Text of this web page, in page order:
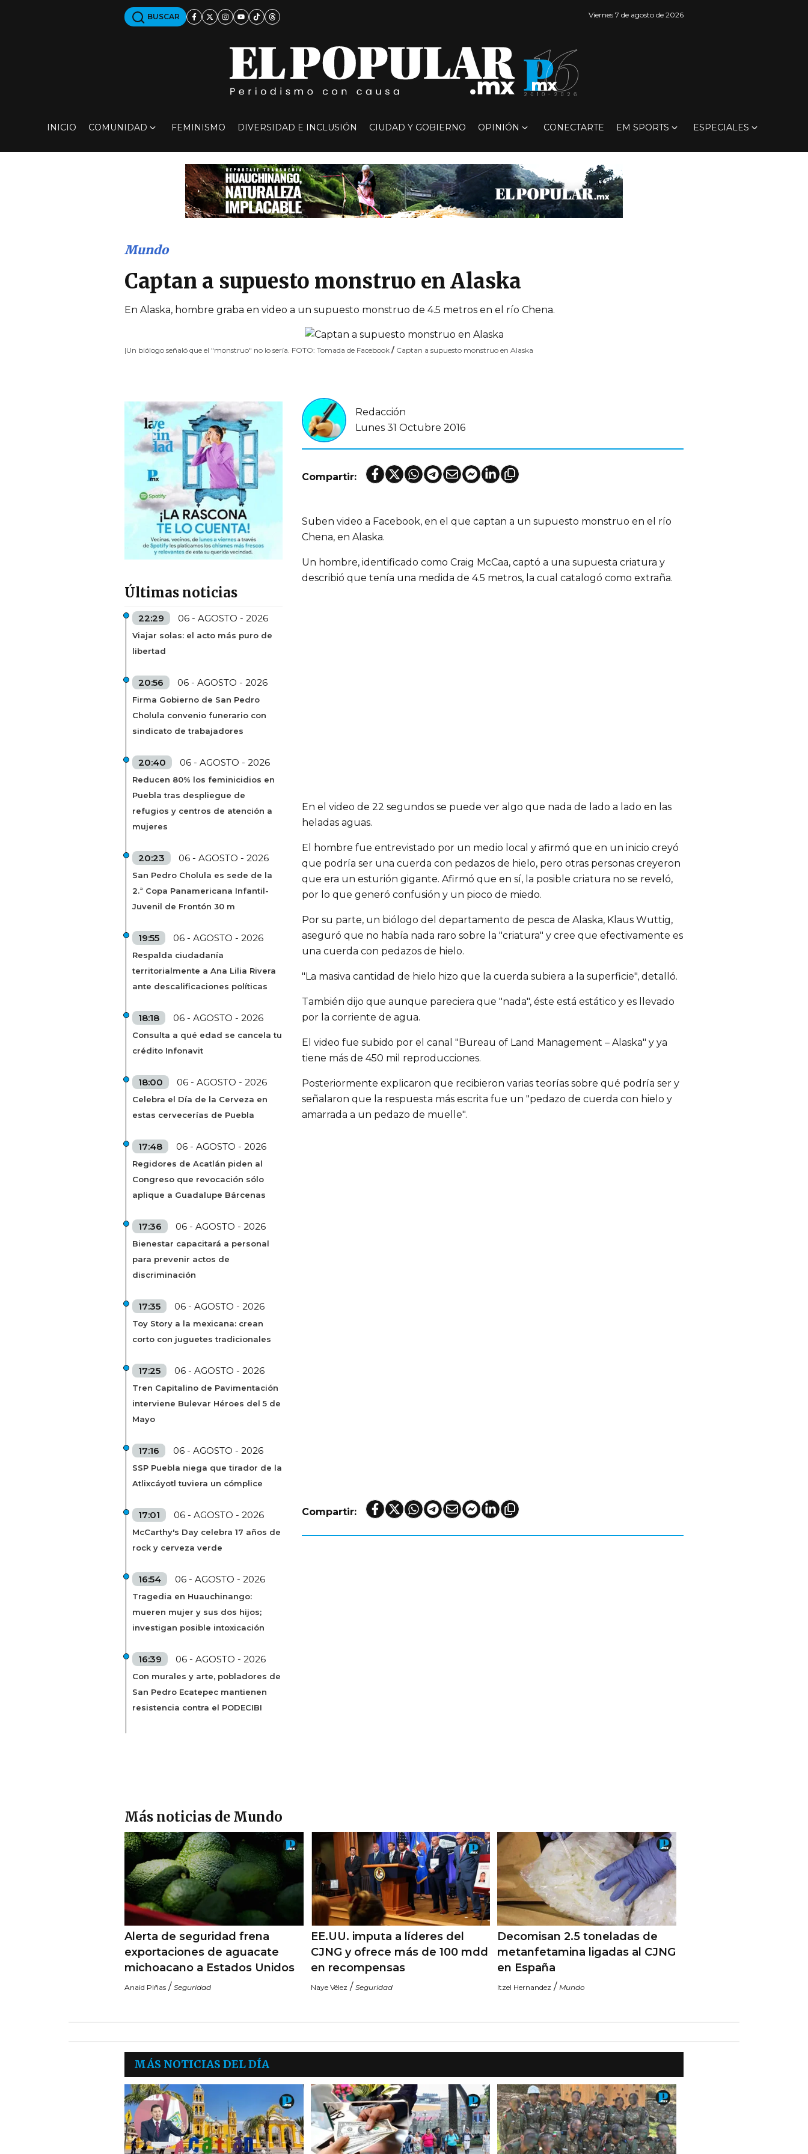
BUSCAR Viernes 7 de agosto de 2026
INICIO COMUNIDAD FEMINISMO DIVERSIDAD E INCLUSIÓN CIUDAD Y GOBIERNO OPINIÓN CONECTARTE EM SPORTS ESPECIALES
|Un biólogo señaló que el "monstruo" no lo sería. FOTO: Tomada de Facebook / Captan a supuesto monstruo en Alaska
Mundo
Captan a supuesto monstruo en Alaska
En Alaska, hombre graba en video a un supuesto monstruo de 4.5 metros en el río Chena.
Últimas noticias
22:29 06 - AGOSTO - 2026
Viajar solas: el acto más puro de
libertad
20:56 06 - AGOSTO - 2026
Firma Gobierno de San Pedro
Cholula convenio funerario con
sindicato de trabajadores
20:40 06 - AGOSTO - 2026
Reducen 80% los feminicidios en
Puebla tras despliegue de
refugios y centros de atención a
mujeres
20:23 06 - AGOSTO - 2026
San Pedro Cholula es sede de la
2.ª Copa Panamericana Infantil-
Juvenil de Frontón 30 m
19:55 06 - AGOSTO - 2026
Respalda ciudadanía
territorialmente a Ana Lilia Rivera
ante descalificaciones políticas
18:18 06 - AGOSTO - 2026
Consulta a qué edad se cancela tu
crédito Infonavit
18:00 06 - AGOSTO - 2026
Celebra el Día de la Cerveza en
estas cervecerías de Puebla
17:48 06 - AGOSTO - 2026
Regidores de Acatlán piden al
Congreso que revocación sólo
aplique a Guadalupe Bárcenas
17:36 06 - AGOSTO - 2026
Bienestar capacitará a personal
para prevenir actos de
discriminación
17:35 06 - AGOSTO - 2026
Toy Story a la mexicana: crean
corto con juguetes tradicionales
17:25 06 - AGOSTO - 2026
Tren Capitalino de Pavimentación
interviene Bulevar Héroes del 5 de
Mayo
17:16 06 - AGOSTO - 2026
SSP Puebla niega que tirador de la
Atlixcáyotl tuviera un cómplice
17:01 06 - AGOSTO - 2026
McCarthy's Day celebra 17 años de
rock y cerveza verde
16:54 06 - AGOSTO - 2026
Tragedia en Huauchinango:
mueren mujer y sus dos hijos;
investigan posible intoxicación
16:39 06 - AGOSTO - 2026
Con murales y arte, pobladores de
San Pedro Ecatepec mantienen
resistencia contra el PODECIBI
Redacción
Lunes 31 Octubre 2016
Compartir:
Suben video a Facebook, en el que captan a un supuesto monstruo en el río
Chena, en Alaska.
Un hombre, identificado como Craig McCaa, captó a una supuesta criatura y
describió que tenía una medida de 4.5 metros, la cual catalogó como extraña.
En el video de 22 segundos se puede ver algo que nada de lado a lado en las
heladas aguas.
El hombre fue entrevistado por un medio local y afirmó que en un inicio creyó
que podría ser una cuerda con pedazos de hielo, pero otras personas creyeron
que era un esturión gigante. Afirmó que en sí, la posible criatura no se reveló,
por lo que generó confusión y un pioco de miedo.
Por su parte, un biólogo del departamento de pesca de Alaska, Klaus Wuttig,
aseguró que no había nada raro sobre la "criatura" y cree que efectivamente es
una cuerda con pedazos de hielo.
"La masiva cantidad de hielo hizo que la cuerda subiera a la superficie", detalló.
También dijo que aunque pareciera que "nada", éste está estático y es llevado
por la corriente de agua.
El video fue subido por el canal "Bureau of Land Management – Alaska" y ya
tiene más de 450 mil reproducciones.
Posteriormente explicaron que recibieron varias teorías sobre qué podría ser y
señalaron que la respuesta más escrita fue un "pedazo de cuerda con hielo y
amarrada a un pedazo de muelle".
Compartir:
Más noticias de Mundo
Alerta de seguridad frena
exportaciones de aguacate
michoacano a Estados Unidos
Anaid Piñas / Seguridad
EE.UU. imputa a líderes del
CJNG y ofrece más de 100 mdd
en recompensas
Naye Vélez / Seguridad
Decomisan 2.5 toneladas de
metanfetamina ligadas al CJNG
en España
Itzel Hernandez / Mundo
MÁS NOTICIAS DEL DÍA